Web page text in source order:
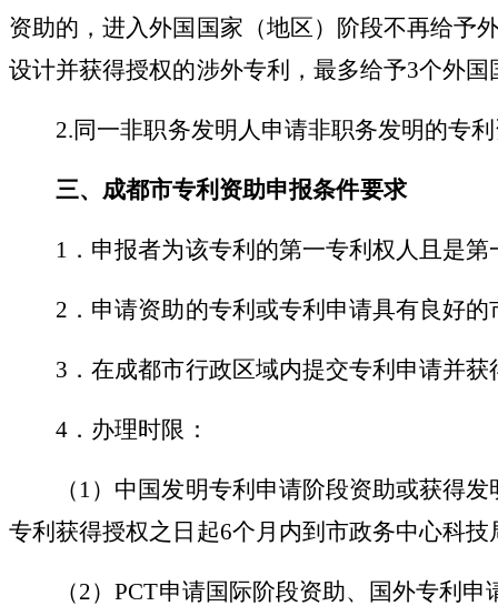
资助的，进入外国国家（地区）阶段不再给予
设计并获得授权的涉外专利，最多给予3个外
2.同一非职务发明人申请非职务发明的专
三、 成都市专利资助申报条件要求
1．申报者为该专利的第一专利权人且是
2．申请资助的专利或专利申请具有良好
3．在成都市行政区域内提交专利申请并获
4．办理时限：
（ 1）中国发明专利申请阶段资助或获得
专利获得授权之日起6个月内到市政务中心科
（2）PCT申请国际阶段资助、国外专利